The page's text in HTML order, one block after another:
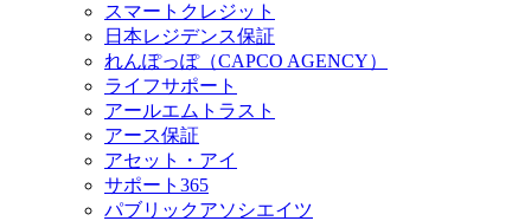
スマートクレジット
日本レジデンス保証
れんぽっぽ（CAPCO AGENCY）
ライフサポート
アールエムトラスト
アース保証
アセット・アイ
サポート365
パブリックアソシエイツ